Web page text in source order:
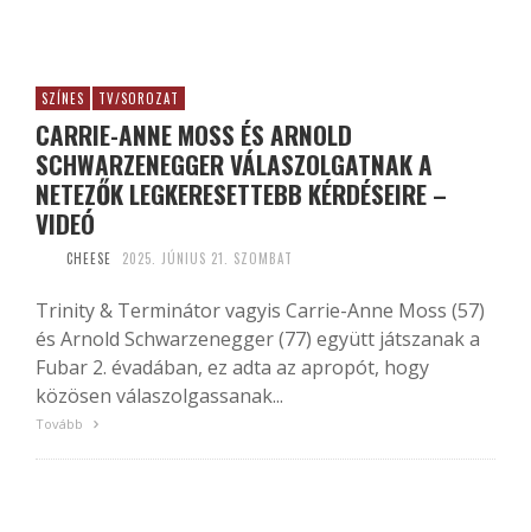
SZÍNES TV/SOROZAT
CARRIE-ANNE MOSS ÉS ARNOLD
SCHWARZENEGGER VÁLASZOLGATNAK A
NETEZŐK LEGKERESETTEBB KÉRDÉSEIRE –
VIDEÓ
CHEESE 2025. JÚNIUS 21. SZOMBAT
Trinity & Terminátor vagyis Carrie-Anne Moss (57)
és Arnold Schwarzenegger (77) együtt játszanak a
Fubar 2. évadában, ez adta az apropót, hogy
közösen válaszolgassanak...
Tovább